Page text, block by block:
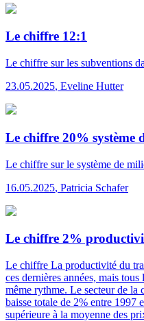
Le chiffre 12:1
Le chiffre sur les subventions
23.05.2025, Eveline Hutter
Le chiffre 20% système
Le chiffre sur le système de
16.05.2025, Patricia Schafer
Le chiffre 2%
Le chiffre La productivité du
ces dernières années, mais tous
même rythme. Le secteur de la
baisse totale de 2% entre 1997
supérieure à la moyenne des